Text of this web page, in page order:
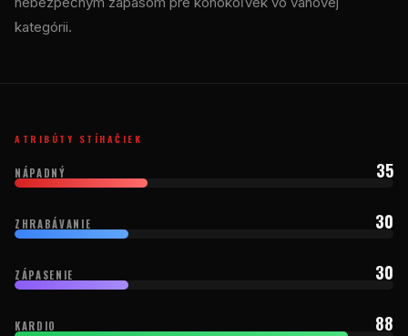
kategórii.
ATRIBÚTY STÍHAČIEK
NÁPADNÝ 35
ZHRABÁVANIE 30
ZÁPASENIE 30
KARDIO 88